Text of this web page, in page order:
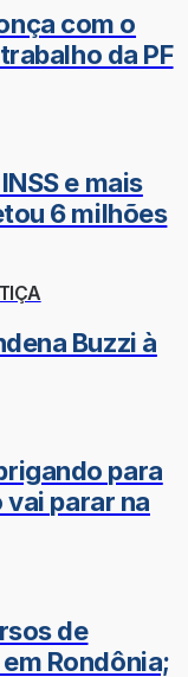
com o
da PF
e mais
6 milhões
Buzzi à
para
parar na
de
Rondônia;